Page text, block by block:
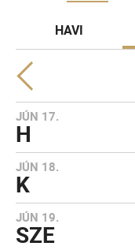
HAVI
JÚN 17.
H
JÚN 18.
K
JÚN 19.
SZE